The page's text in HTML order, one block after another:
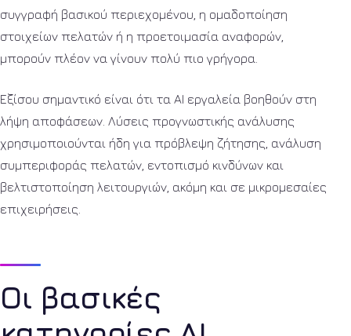
συγγραφή βασικού περιεχομένου, η ομαδοποίηση
στοιχείων πελατών ή η προετοιμασία αναφορών,
μπορούν πλέον να γίνουν πολύ πιο γρήγορα.
Εξίσου σημαντικό είναι ότι τα AI εργαλεία βοηθούν στη
λήψη αποφάσεων. Λύσεις προγνωστικής ανάλυσης
χρησιμοποιούνται ήδη για πρόβλεψη ζήτησης, ανάλυση
συμπεριφοράς πελατών, εντοπισμό κινδύνων και
βελτιστοποίηση λειτουργιών, ακόμη και σε μικρομεσαίες
επιχειρήσεις.
Οι βασικές